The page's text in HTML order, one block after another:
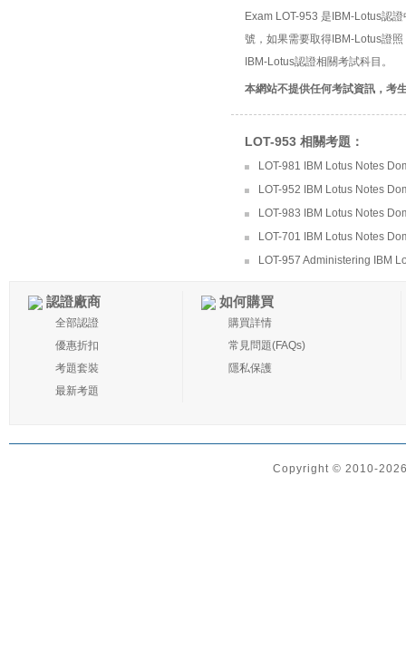
Exam LOT-953 是IBM-Lotus認
號，如果需要取得IBM-Lotus證
IBM-Lotus認證相關考試科目。
本網站不提供任何考試資訊，考
LOT-953 相關考題：
LOT-981 IBM Lotus Notes
LOT-952 IBM Lotus Notes
LOT-983 IBM Lotus Notes
LOT-701 IBM Lotus Notes
LOT-957 Administering IBM
認證廠商
全部認證
優惠折扣
考題套裝
最新考題
如何購買
購買詳情
常見問題(FAQs)
隱私保護
Copyright © 2010-